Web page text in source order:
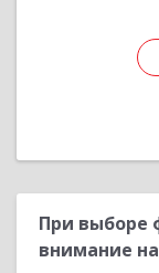
При выборе
внимание